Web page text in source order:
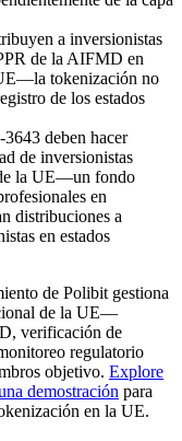
a inversionistas
de la AIFMD en
tokenización no
de los estados
deben hacer
de inversionistas
la UE—un fondo
en
distribuciones a
en estados
de Polibit gestiona
de la UE—
verificación de
regulatorio
objetivo. Explore
demostración para
en la UE.